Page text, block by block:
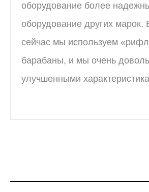
оборудование более
оборудование других марок.
сейчас мы используем
барабаны, и мы очень
улучшенными